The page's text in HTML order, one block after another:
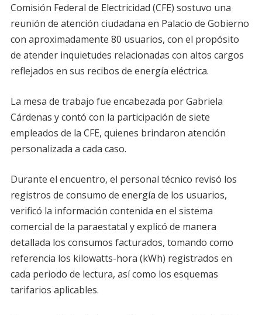
Comisión Federal de Electricidad (CFE) sostuvo una
reunión de atención ciudadana en Palacio de Gobierno
con aproximadamente 80 usuarios, con el propósito
de atender inquietudes relacionadas con altos cargos
reflejados en sus recibos de energía eléctrica.
La mesa de trabajo fue encabezada por Gabriela
Cárdenas y contó con la participación de siete
empleados de la CFE, quienes brindaron atención
personalizada a cada caso.
Durante el encuentro, el personal técnico revisó los
registros de consumo de energía de los usuarios,
verificó la información contenida en el sistema
comercial de la paraestatal y explicó de manera
detallada los consumos facturados, tomando como
referencia los kilowatts-hora (kWh) registrados en
cada periodo de lectura, así como los esquemas
tarifarios aplicables.